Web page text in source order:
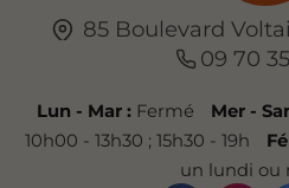
85 Boulevard
09 70
Lun - Mar :Fermé Mer -
10h00 - 13h30 ; 15h30 - 19h
un lundi ou